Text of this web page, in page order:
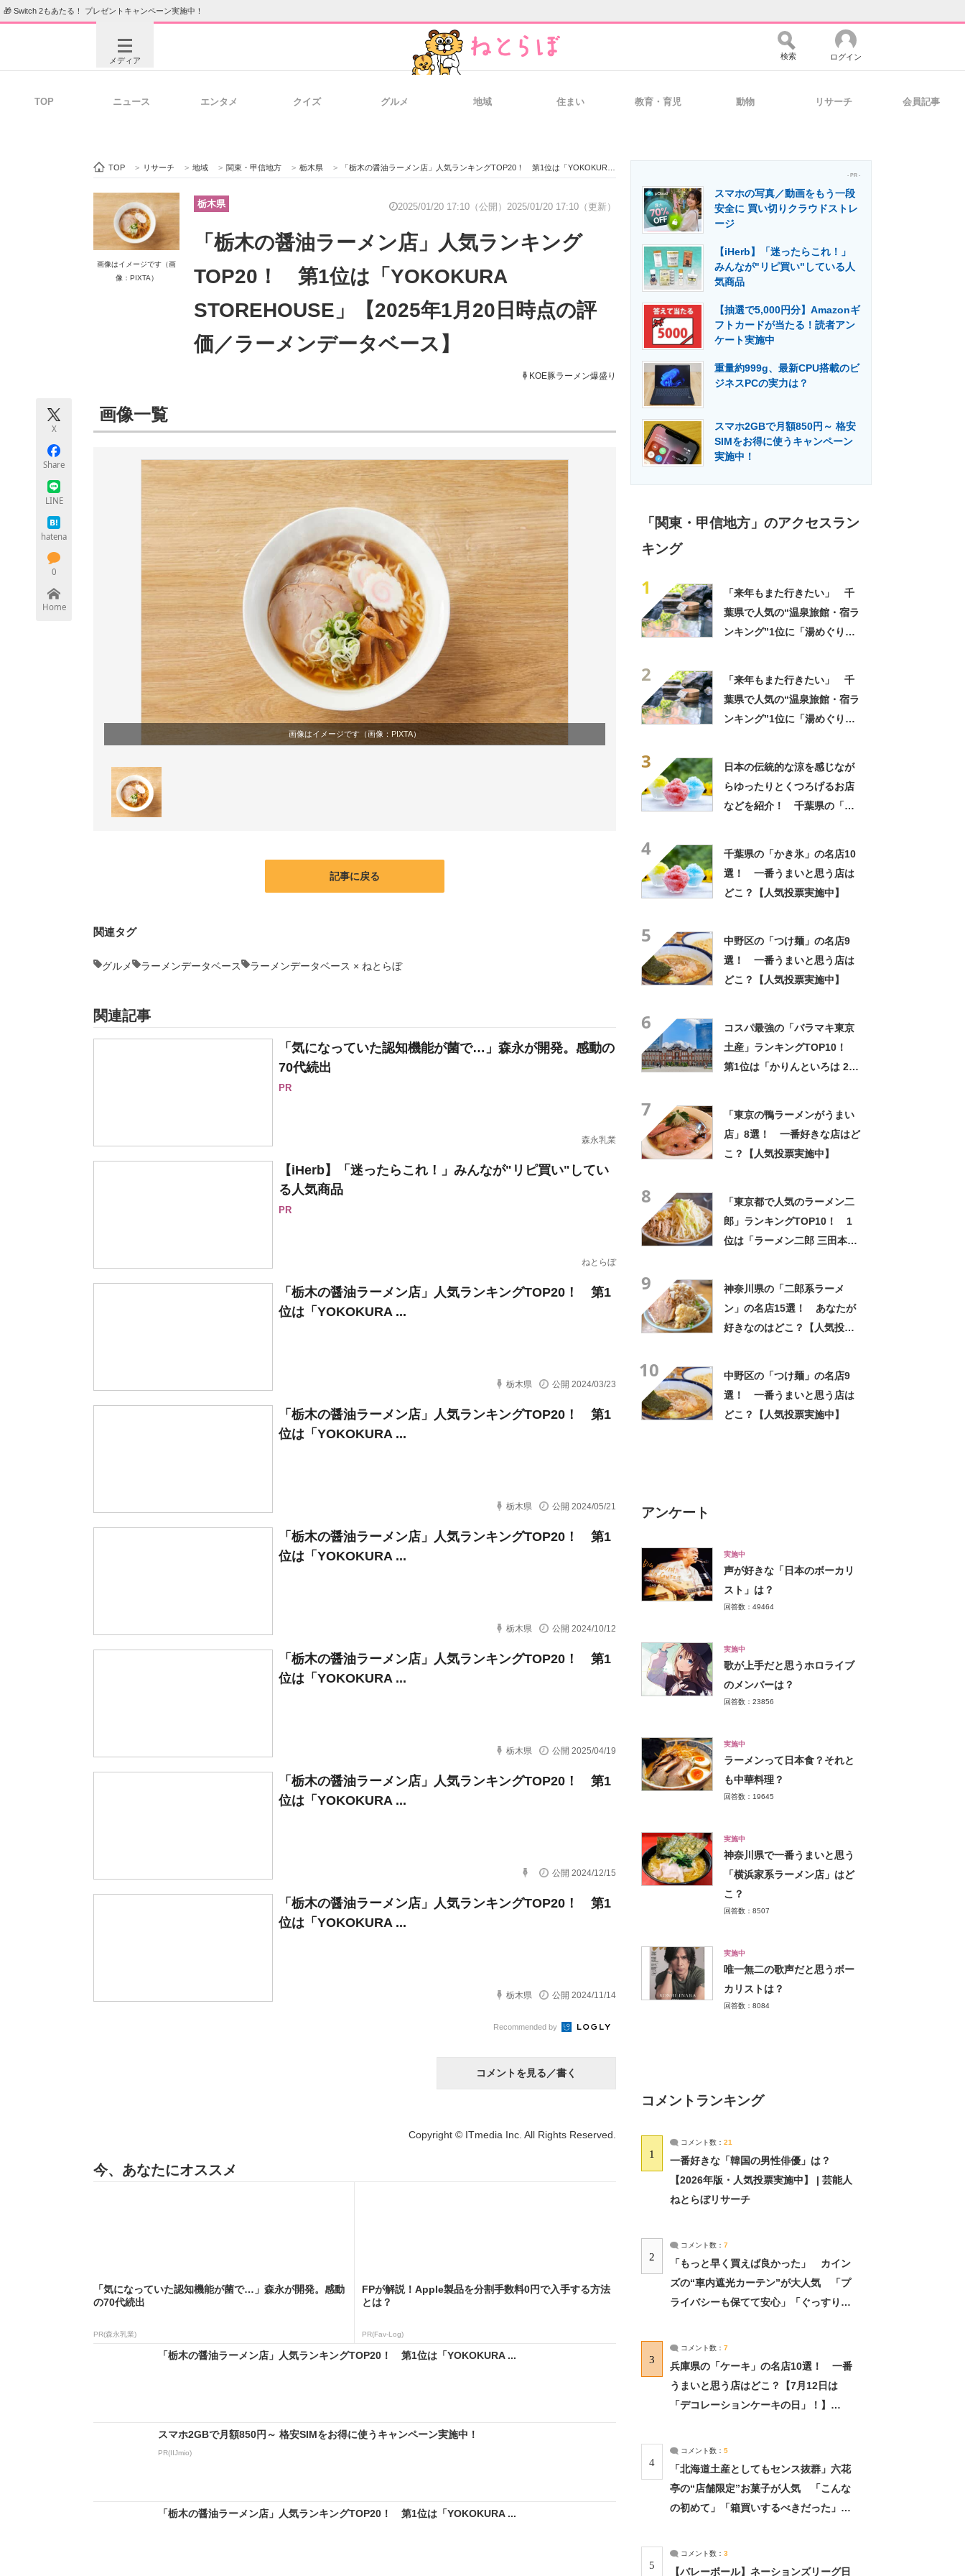
🎁 Switch 2もあたる！ プレゼントキャンペーン実施中！
メディア
ビジネスと働き方のヒント 経営リーダーのコミュニティ マーケ×ITの今がよく分かる
ITエンジニア向け専門サイト 製造業のIT導入・活用を支援
モノづくり技術者専門サイト 電子設計の基本と応用 エネルギーの専門メディア 建設×テクノロジーの最前線
検索 ログイン
TOP ニュース エンタメ クイズ グルメ 地域 住まい 教育・育児 動物 リサーチ 会員記事
TOP > リサーチ > 地域 > 関東・甲信地方 > 栃木県 > 「栃木の醤油ラーメン店」人気ランキングTOP20！ 第1位は「YOKOKURA STOREHOUSE」【2025年1月20日時点の評価／ラーメンデータベース】
画像はイメージです（画
像：PIXTA）
栃木県 2025/01/20 17:10（公開） 2025/01/20 17:10（更新）
「栃木の醤油ラーメン店」人気ランキング
TOP20！ 第1位は「YOKOKURA
STOREHOUSE」【2025年1月20日時点の評
価／ラーメンデータベース】
KOE豚ラーメン爆盛り
X
Share
LINE
hatena
0
Home
画像一覧
画像はイメージです（画像： PIXTA）
記事に戻る
関連タグ
グルメ ラーメンデータベース ラーメンデータベース × ねとらぼ
関連記事
「気になっていた認知機能が菌で…」森永が開発。感動の
70代続出
PR
森永乳業
【iHerb】「迷ったらこれ！」みんなが"リピ買い"してい
る人気商品
PR
ねとらぼ
「栃木の醤油ラーメン店」人気ランキングTOP20！ 第1
位は「YOKOKURA ...
栃木県 公開 2024/03/23
「栃木の醤油ラーメン店」人気ランキングTOP20！ 第1
位は「YOKOKURA ...
栃木県 公開 2024/05/21
「栃木の醤油ラーメン店」人気ランキングTOP20！ 第1
位は「YOKOKURA ...
栃木県 公開 2024/10/12
「栃木の醤油ラーメン店」人気ランキングTOP20！ 第1
位は「YOKOKURA ...
栃木県 公開 2025/04/19
「栃木の醤油ラーメン店」人気ランキングTOP20！ 第1
位は「YOKOKURA ...
公開 2024/12/15
「栃木の醤油ラーメン店」人気ランキングTOP20！ 第1
位は「YOKOKURA ...
栃木県 公開 2024/11/14
Recommended by
コメントを見る／書く
Copyright © ITmedia Inc. All Rights Reserved.
今、あなたにオススメ
「気になっていた認知機能が菌で…」森永が開発。感動
の70代続出
PR(森永乳業)
FPが解説！Apple製品を分割手数料0円で入手する方法
とは？
PR(Fav-Log)
「栃木の醤油ラーメン店」人気ランキングTOP20！ 第1位は「YOKOKURA ...
スマホ2GBで月額850円～ 格安SIMをお得に使うキャンペーン実施中！
PR(IIJmio)
「栃木の醤油ラーメン店」人気ランキングTOP20！ 第1位は「YOKOKURA ...
- PR -
スマホの写真／動画をもう一段
安全に 買い切りクラウドストレ
ージ
【iHerb】「迷ったらこれ！」
みんなが"リピ買い"している人
気商品
【抽選で5,000円分】Amazonギ
フトカードが当たる！読者アン
ケート実施中
重量約999g、最新CPU搭載のビ
ジネスPCの実力は？
スマホ2GBで月額850円～ 格安
SIMをお得に使うキャンペーン
実施中！
「関東・甲信地方」のアクセスラン
キング
1
「来年もまた行きたい」 千
葉県で人気の“温泉旅館・宿ラ
ンキング”1位に「湯めぐりで
2
「来年もまた行きたい」 千
葉県で人気の“温泉旅館・宿ラ
ンキング”1位に「湯めぐりで
3
日本の伝統的な涼を感じなが
らゆったりとくつろげるお店
などを紹介！ 千葉県の「か
4
千葉県の「かき氷」の名店10
選！ 一番うまいと思う店は
どこ？【人気投票実施中】
5
中野区の「つけ麺」の名店9
選！ 一番うまいと思う店は
どこ？【人気投票実施中】
6
コスパ最強の「バラマキ東京
土産」ランキングTOP10！
第1位は「かりんといろは 24
7
「東京の鴨ラーメンがうまい
店」8選！ 一番好きな店はど
こ？【人気投票実施中】
8
「東京都で人気のラーメン二
郎」ランキングTOP10！ 1
位は「ラーメン二郎 三田本
9
神奈川県の「二郎系ラーメ
ン」の名店15選！ あなたが
好きなのはどこ？【人気投票
10
中野区の「つけ麺」の名店9
選！ 一番うまいと思う店は
どこ？【人気投票実施中】
アンケート
実施中
声が好きな「日本のボーカリ
スト」は？
回答数：49464
実施中
歌が上手だと思うホロライブ
のメンバーは？
回答数：23856
実施中
ラーメンって日本食？それと
も中華料理？
回答数：19645
実施中
神奈川県で一番うまいと思う
「横浜家系ラーメン店」はど
こ？
回答数：8507
実施中
唯一無二の歌声だと思うボー
カリストは？
回答数：8084
コメントランキング
1
コメント数： 21
一番好きな「韓国の男性俳優」は？
【2026年版・人気投票実施中】 | 芸能人
ねとらぼリサーチ
2
コメント数： 7
「もっと早く買えば良かった」 カイン
ズの“車内遮光カーテン”が大人気 「プ
ライバシーも保てて安心」「ぐっすり眠
3
コメント数： 7
兵庫県の「ケーキ」の名店10選！ 一番
うまいと思う店はどこ？【7月12日は
「デコレーションケーキの日」！】
4
コメント数： 5
「北海道土産としてもセンス抜群」六花
亭の“店舗限定”お菓子が人気 「こんな
の初めて」「箱買いするべきだった」
5
コメント数： 3
【バレーボール】ネーションズリーグ日